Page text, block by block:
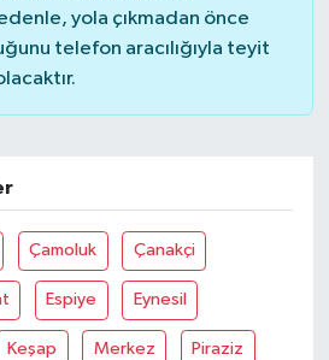
yola çıkmadan önce
telefon aracılığıyla teyit
Çamoluk Çanakçi
Espiye Eynesil
Keşap Merkez Piraziz